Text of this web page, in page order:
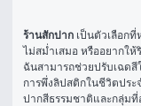
ร้านสักปาก เป็นตัวเลือก
ไม่สม่ำเสมอ หรืออยากใ
ฉันสามารถช่วยปรับเฉดสี
การพึ่งลิปสติกในชีวิตปร
ปากสีธรรมชาติและกลุ่ม